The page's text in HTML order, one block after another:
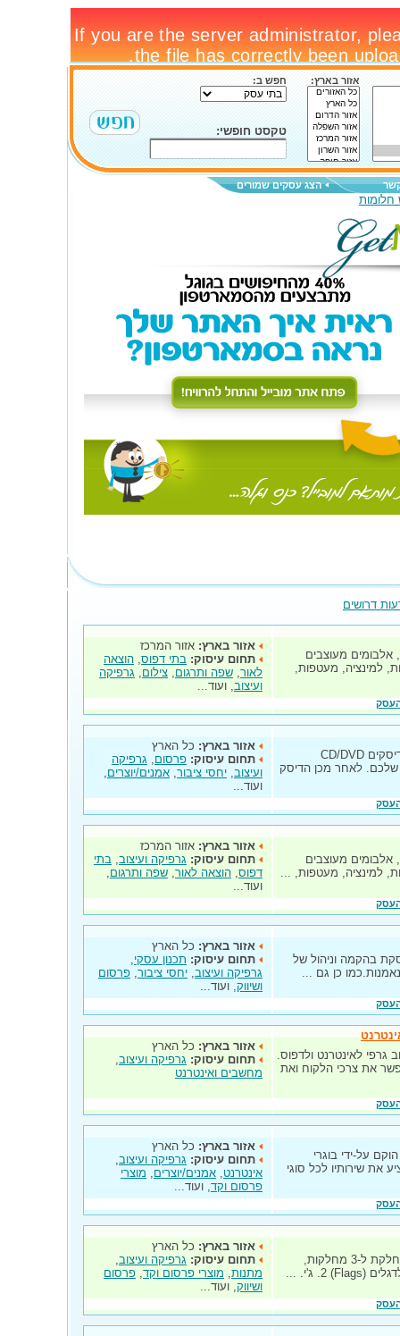
אזור בארץ: חפש ב:
טקסט חופשי:
הצג עסקים שמורים
חלומות
דרושים
אלבומים מעוצבים
למינציה, מעטפות,
אזור בארץ: אזור המרכז
תחום עיסוק: בתי דפוס, הוצאה
לאור, שפה ותרגום, צילום, גרפיקה
ועיצוב, ועוד...
"בתגלית סטודיו" אנו מעצבים עטיפות לדיסקים CD/DVD
לאחר מכן הדיסק
אזור בארץ: כל הארץ
תחום עיסוק: פרסום, גרפיקה
ועיצוב, יחסי ציבור, אמנים/יוצרים,
ועוד...
אלבומים מעוצבים
למינציה, מעטפות, ...
אזור בארץ: אזור המרכז
תחום עיסוק: גרפיקה ועיצוב, בתי
דפוס, הוצאה לאור, שפה ותרגום,
ועוד...
בהקמה וניהול של
כן גם ...
אזור בארץ: כל הארץ
תחום עיסוק: תכנון עסקי,
גרפיקה ועיצוב, יחסי ציבור, פרסום
ושיווק, ועוד...
גרפי לאינטרנט ולדפוס.
את צרכי הלקוח ואת
אזור בארץ: כל הארץ
תחום עיסוק: גרפיקה ועיצוב,
מחשבים ואינטרנט
על-ידי בוגרי
את שירותיו לכל סוגי
אזור בארץ: כל הארץ
תחום עיסוק: גרפיקה ועיצוב,
אינטרנט, אמנים/יוצרים, מוצרי
פרסום וקד, ועוד...
פעילה בישראל כ-22 שנה, ופעילותה מתחלקת ל-3 מחלקות,
אזור בארץ: כל הארץ
תחום עיסוק: גרפיקה ועיצוב,
מתנות, מוצרי פרסום וקד, פרסום
ושיווק, ועוד...